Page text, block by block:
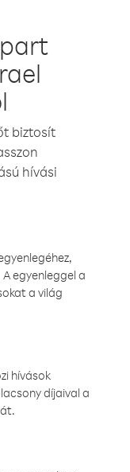
biztosít
hívási
egyenleggel a
a világ
hívások
díjaival a